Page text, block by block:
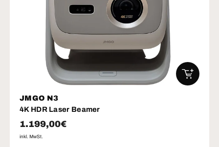
JMGO N3
4K HDR Laser Beamer
Normaler Preis
1.199,00€
inkl. MwSt.
IN DEN